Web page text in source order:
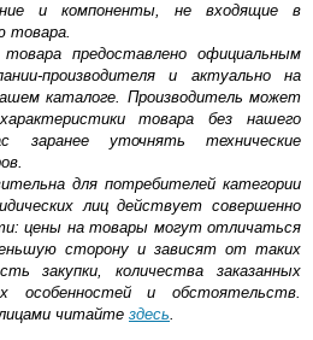
и компоненты, не входящие в
товара.
предоставлено официальным
производителя и актуально на
каталоге. Производитель может
товара без нашего
заранее уточнять технические
для потребителей категории
лиц действует совершенно
цены на товары могут отличаться
сторону и зависят от таких
закупки, количества заказанных
особенностей и обстоятельств.
читайте здесь.